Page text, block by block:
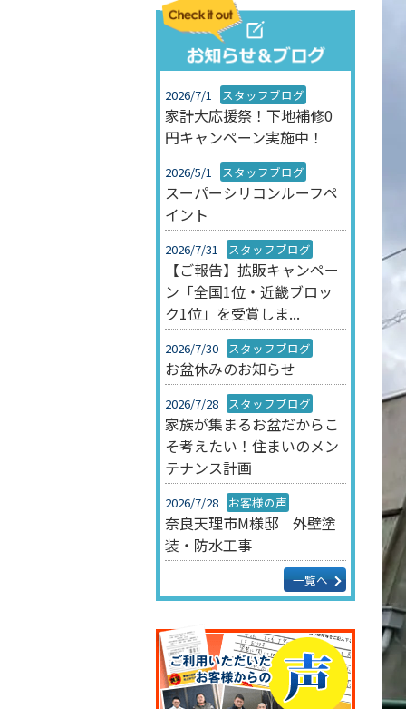
2026/7/1 スタッフブログ
家計大応援祭！下地補修0
円キャンペーン実施中！
2026/5/1 スタッフブログ
スーパーシリコンルーフペ
イント
2026/7/31 スタッフブログ
【ご報告】拡販キャンペー
ン「全国1位・近畿ブロッ
ク1位」を受賞しま...
2026/7/30 スタッフブログ
お盆休みのお知らせ
2026/7/28 スタッフブログ
家族が集まるお盆だからこ
そ考えたい！住まいのメン
テナンス計画
2026/7/28 お客様の声
奈良天理市M様邸 外壁塗
装・防水工事
一覧へ